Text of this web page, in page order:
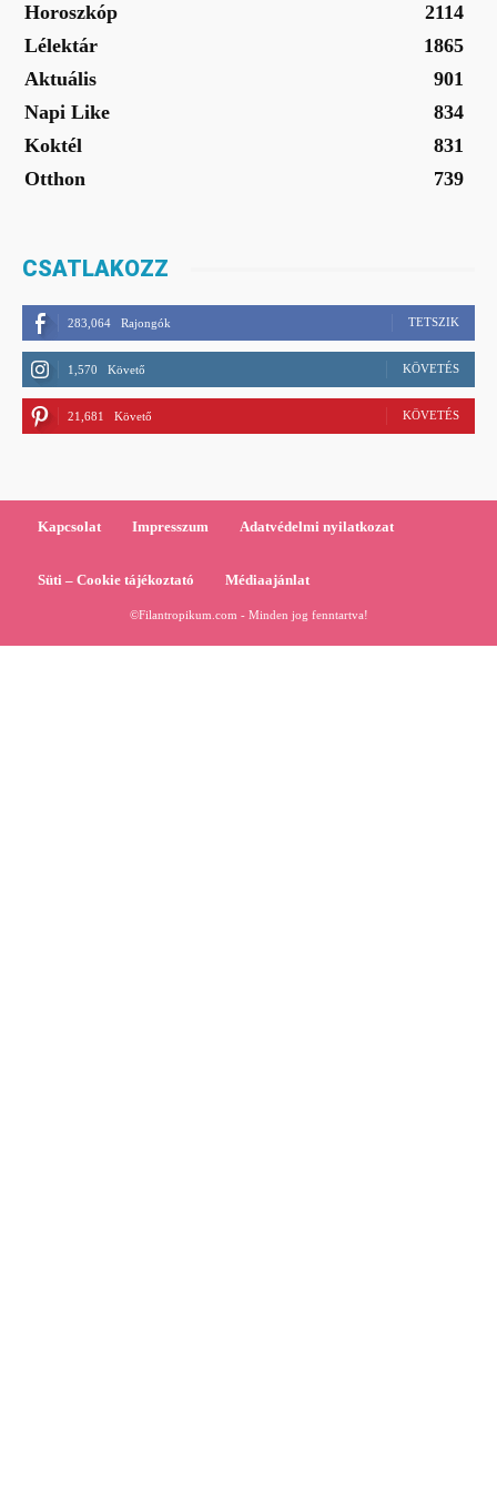
Horoszkóp
2114
Lélektár
1865
Aktuális
901
Napi Like
834
Koktél
831
Otthon
739
CSATLAKOZZ
283,064 Rajongók TETSZIK
1,570 Követő KÖVETÉS
21,681 Követő KÖVETÉS
Kapcsolat Impresszum Adatvédelmi nyilatkozat
Süti – Cookie tájékoztató Médiaajánlat
©Filantropikum.com - Minden jog fenntartva!